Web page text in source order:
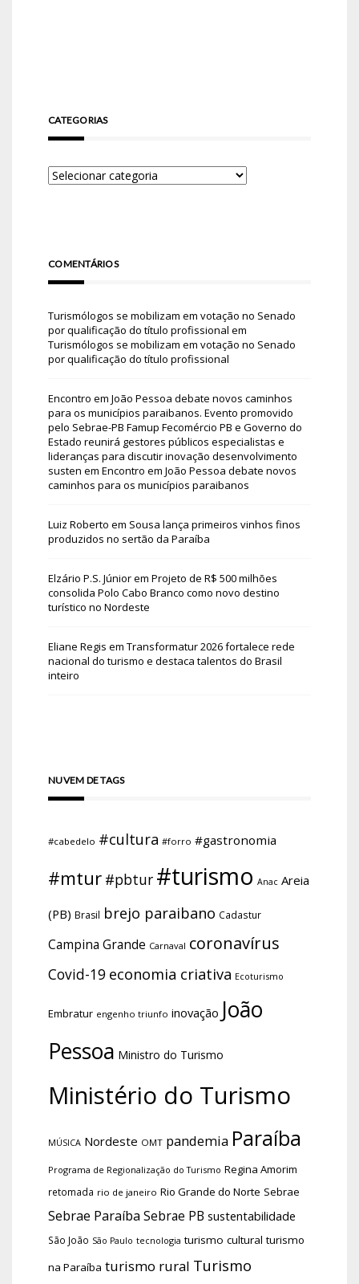
CATEGORIAS
COMENTÁRIOS
Turismólogos se mobilizam em votação no Senado
por qualificação do título profissional em
Turismólogos se mobilizam em votação no Senado
por qualificação do título profissional
Encontro em João Pessoa debate novos caminhos
para os municípios paraibanos. Evento promovido
pelo Sebrae-PB Famup Fecomércio PB e Governo do
Estado reunirá gestores públicos especialistas e
lideranças para discutir inovação desenvolvimento
susten em Encontro em João Pessoa debate novos
caminhos para os municípios paraibanos
Luiz Roberto em Sousa lança primeiros vinhos finos
produzidos no sertão da Paraíba
Elzário P.S. Júniorem Projeto de R$ 500 milhões
consolida Polo Cabo Branco como novo destino
turístico no Nordeste
Eliane Regis em Transformatur 2026 fortalece rede
nacional do turismo e destaca talentos do Brasil
inteiro
NUVEM DE TAGS
#cabedelo #cultura #forro #gastronomia
#mtur #pbtur #turismo Anac Areia
(PB) Brasil brejo paraibano Cadastur
Campina Grande Carnaval coronavírus
Covid-19 economia criativa Ecoturismo
Embratur engenho triunfo inovação João
Pessoa Ministro do Turismo
Ministério do Turismo
MÚSICA Nordeste OMT pandemia Paraíba
Programa de Regionalização do Turismo Regina Amorim
retomada rio de janeiro Rio Grande do Norte Sebrae
Sebrae Paraíba Sebrae PB sustentabilidade
São João São Paulo tecnologia turismo cultural turismo
na Paraíba turismo rural Turismo